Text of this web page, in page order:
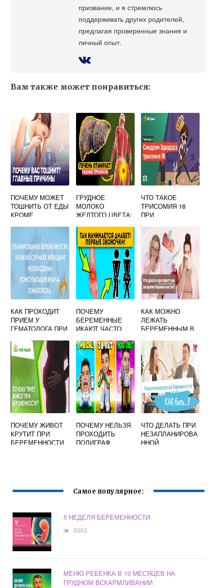
призвание, и я стремлюсь
поддерживать других родителей,
предлагая проверенные знания и
личный опыт.
Вам также может понравиться:
ПОЧЕМУ МОЖЕТ
ТОШНИТЬ ОТ ЕДЫ
КРОМЕ
ГРУДНОЕ
МОЛОКО
ЖЕЛТОГО ЦВЕТА:
НОРМАЛЬНО ЛИ
ЭТО?
ЧТО ТАКОЕ
ТРИСОМИЯ 18
ПРИ
КАК ПРОХОДИТ
ПРИЕМ У
ГЕМАТОЛОГА ПРИ
БЕРЕМЕННОСТИ
ПОЧЕМУ
БЕРЕМЕННЫЕ
ИКАЮТ ЧАСТО
КАК МОЖНО
ЛЕЖАТЬ
БЕРЕМЕННЫМ В
ПОЧЕМУ ЖИВОТ
КРУТИТ ПРИ
БЕРЕМЕННОСТИ
ПОЧЕМУ НЕЛЬЗЯ
ПРОХОДИТЬ
ПОЛИГРАФ
ЧТО ДЕЛАТЬ ПРИ
НЕЗАПЛАНИРОВА
ННОЙ
Самое популярное:
5 НЕДЕЛЯ БЕРЕМЕННОСТИ
8363
МЕНЮ РЕБЕНКА В 10 МЕСЯЦЕВ НА
ГРУДНОМ ВСКАРМЛИВАНИИ